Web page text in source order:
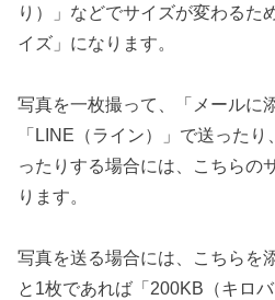
り）」などでサイズが変わるた
イズ」になります。
写真を一枚撮って、「メールに
「LINE（ライン）」で送った
ったりする場合には、こちらの
ります。
写真を送る場合には、こちらを
と1枚であれば「200KB（キロ